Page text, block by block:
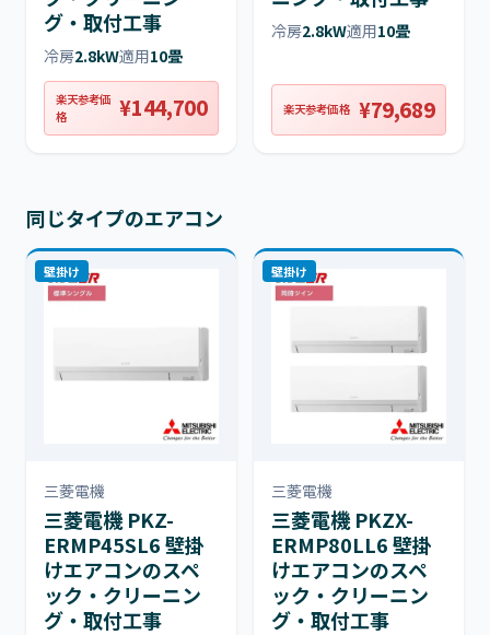
グ・取付工事
冷房2.8kW適用10畳
楽天参考価
格
¥144,700
冷房2.8kW適用10畳
楽天参考価格 ¥79,689
同じタイプのエアコン
壁掛け
三菱電機
三菱電機 PKZ-
ERMP45SL6 壁掛
けエアコンのスペ
ック・クリーニン
グ・取付工事
壁掛け
三菱電機
三菱電機 PKZX-
ERMP80LL6 壁掛
けエアコンのスペ
ック・クリーニン
グ・取付工事